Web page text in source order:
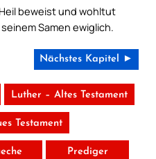
beweist und wohltut
Samen ewiglich.
Nächstes Kapitel ►
Luther – Altes Testament
Testament
Prediger